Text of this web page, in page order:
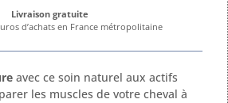
Livraison gratuite
d’achats en France métropolitaine
avec ce soin naturel aux actifs
les muscles de votre cheval à